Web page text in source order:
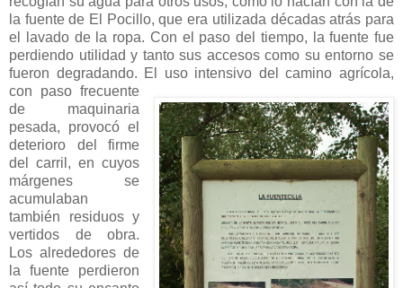
la fuente de El Pocillo, que era utilizada décadas atrás para
el lavado de la ropa. Con el paso del tiempo, la fuente fue
perdiendo utilidad y tanto sus accesos como su entorno se
fueron degradando. El uso intensivo del camino agrícola,
con paso frecuente
de maquinaria
pesada, provocó el
deterioro del firme
del carril, en cuyos
márgenes se
acumulaban
también residuos y
vertidos de obra.
Los alrededores de
la fuente perdieron